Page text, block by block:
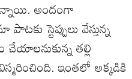
. అందంగా
పాటకు స్టెప్పులు వేస్తున్న
చేయాలనుకున్నతల్లి
. ఇంతలో అక్కడికి